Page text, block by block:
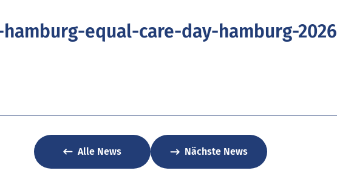
equal-care-day-hamburg-2026
Alle News Nächste News